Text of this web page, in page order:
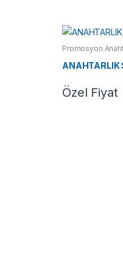
Promosyon
Özel Fiyat